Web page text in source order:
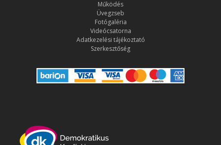
Működés
Üvegzseb
Fotógaléria
Videócsatorna
Adatkezelési tájékoztató
Szerkesztőség